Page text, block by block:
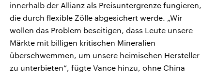
innerhalb der Allianz als Preisuntergrenze fungieren,
die durch flexible Zölle abgesichert werde. „Wir
wollen das Problem beseitigen, dass Leute unsere
Märkte mit billigen kritischen Mineralien
überschwemmen, um unsere heimischen Hersteller
zu unterbieten“, fügte Vance hinzu, ohne China